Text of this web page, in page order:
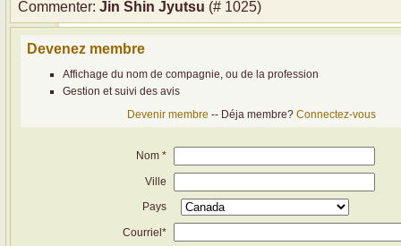
Commenter: Jin Shin Jyutsu (# 1025)
Devenez membre
Affichage du nom de compagnie, ou de la profession
Gestion et suivi des avis
Devenir membre -- Déja membre?Connectez-vous
Nom *
Ville
Pays
Courriel*